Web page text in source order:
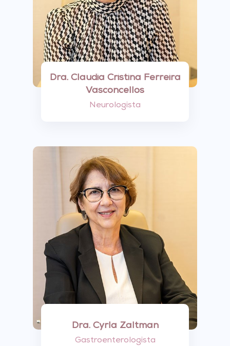
Dra. Claudia Cristina Ferreira
Vasconcellos
Neurologista
Dra. Cyrla Zaltman
Gastroenterologista